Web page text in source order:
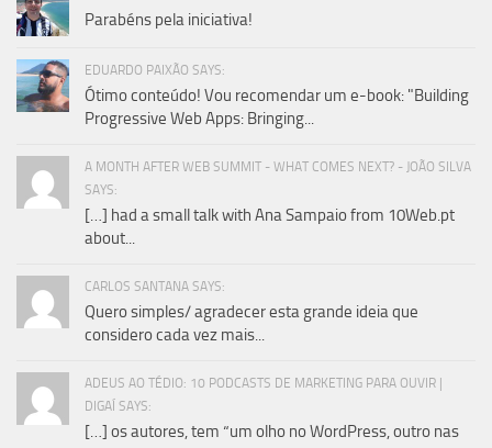
Parabéns pela iniciativa!
EDUARDO PAIXÃO SAYS:
Ótimo conteúdo! Vou recomendar um e-book: "Building
Progressive Web Apps: Bringing...
A MONTH AFTER WEB SUMMIT - WHAT COMES NEXT? - JOÃO SILVA
SAYS:
[…] had a small talk with Ana Sampaio from 10Web.pt
about...
CARLOS SANTANA SAYS:
Quero simples/ agradecer esta grande ideia que
considero cada vez mais...
ADEUS AO TÉDIO: 10 PODCASTS DE MARKETING PARA OUVIR |
DIGAÍ SAYS:
[…] os autores, tem “um olho no WordPress, outro nas